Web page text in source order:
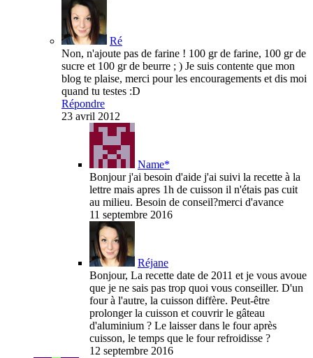
Ré
Non, n'ajoute pas de farine ! 100 gr de farine, 100 gr de
sucre et 100 gr de beurre ; ) Je suis contente que mon
blog te plaise, merci pour les encouragements et dis moi
quand tu testes :D
Répondre
23 avril 2012
Name*
Bonjour j'ai besoin d'aide j'ai suivi la recette à la
lettre mais apres 1h de cuisson il n'étais pas cuit
au milieu. Besoin de conseil?merci d'avance
11 septembre 2016
Réjane
Bonjour, La recette date de 2011 et je vous avoue
que je ne sais pas trop quoi vous conseiller. D'un
four à l'autre, la cuisson diffère. Peut-être
prolonger la cuisson et couvrir le gâteau
d'aluminium ? Le laisser dans le four après
cuisson, le temps que le four refroidisse ?
12 septembre 2016